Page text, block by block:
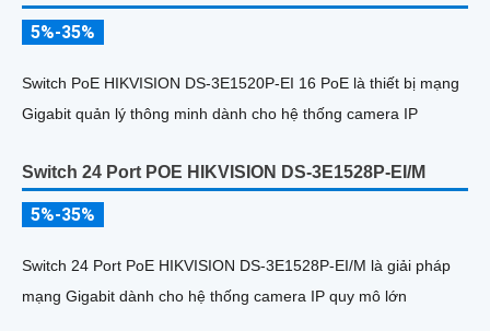
5%-35%
Switch PoE HIKVISION DS-3E1520P-EI 16 PoE là thiết bị mạng
Gigabit quản lý thông minh dành cho hệ thống camera IP
Switch 24 Port POE HIKVISION DS-3E1528P-EI/M
5%-35%
Switch 24 Port PoE HIKVISION DS-3E1528P-EI/M là giải pháp
mạng Gigabit dành cho hệ thống camera IP quy mô lớn